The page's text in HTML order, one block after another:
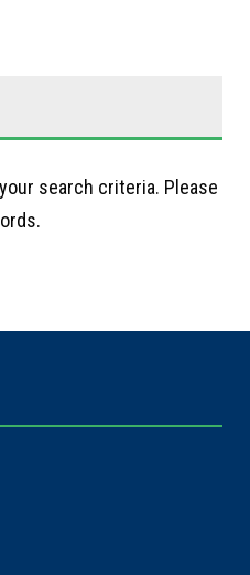
search criteria. Please